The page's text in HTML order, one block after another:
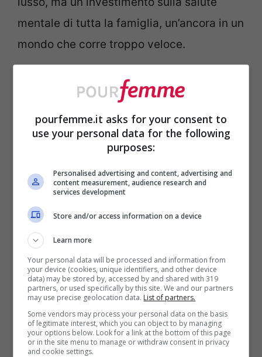
mentale di tutta la famiglia, un’ancora in un
mondo che corre troppo veloce.
Come organizzare l’angolo
lettura in casa per tutta la
famiglia?
angolo lettura
per tutti, non servono metri quadri né
arredi costosi. Basta un punto tranquillo
della casa,lontano da rumori e distrazioni
possibilmente vicino a una finestra per
sfruttare la luce naturale. Gli elementi
essenziali sono due: una seduta comoda e
una lampada. Una poltrona avvolgente, un
daybed o anche un semplice tappeto con
tanti cuscini morbidi possono fare al caso
pourfemme.it asks for your consent to
use your personal data for the following
purposes:
Personalised advertising and content, advertising and
content measurement, audience research and
services development
Store and/or access information on a device
Learn more
Your personal data will be processed and information from
your device (cookies, unique identifiers, and other device
data) may be stored by, accessed by and shared with 319
partners, or used specifically by this site. We and our partners
may use precise geolocation data. List of partners.
Some vendors may process your personal data on the basis
of legitimate interest, which you can object to by managing
your options below. Look for a link at the bottom of this page
or in the site menu to manage or withdraw consent in privacy
and cookie settings.